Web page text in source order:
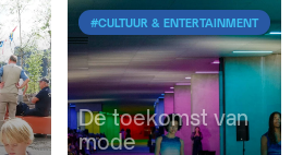
#CULTUUR & ENTERTAINMENT
De toekomst van
mode